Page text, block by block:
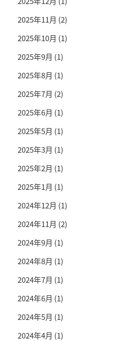
2025年11月 (2)
2025年10月 (1)
2025年9月 (1)
2025年8月 (1)
2025年7月 (2)
2025年6月 (1)
2025年5月 (1)
2025年3月 (1)
2025年2月 (1)
2025年1月 (1)
2024年12月 (1)
2024年11月 (2)
2024年9月 (1)
2024年8月 (1)
2024年7月 (1)
2024年6月 (1)
2024年5月 (1)
2024年4月 (1)